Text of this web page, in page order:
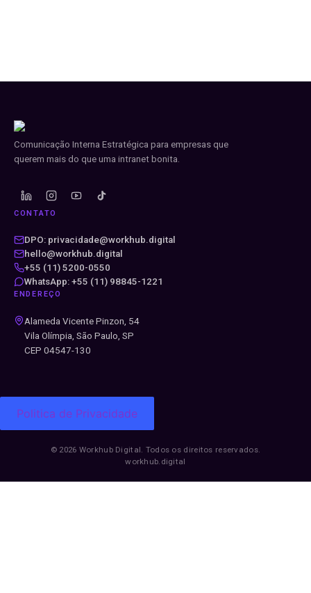
Comunicação Interna Estratégica para empresas que
querem mais do que uma intranet bonita.
CONTATO
DPO: privacidade@workhub.digital
hello@workhub.digital
+55 (11) 5200-0550
WhatsApp: +55 (11) 98845-1221
ENDEREÇO
Alameda Vicente Pinzon, 54
Vila Olímpia, São Paulo, SP
CEP 04547-130
Politica de Privacidade
© 2026 Workhub Digital. Todos os direitos reservados.
workhub.digital